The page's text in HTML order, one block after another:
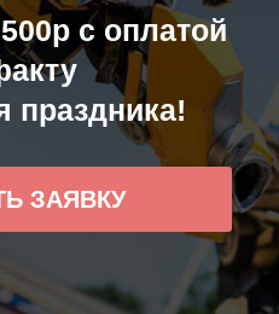
с оплатой
праздника!
ЗАЯВКУ